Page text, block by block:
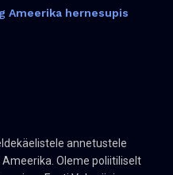
Ameerika hernesupis
annetustele
Oleme poliitiliselt